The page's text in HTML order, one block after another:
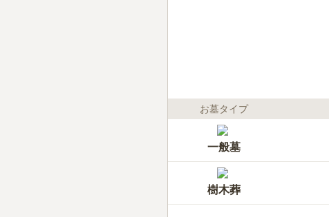
お墓タイプ
一般墓
樹木葬